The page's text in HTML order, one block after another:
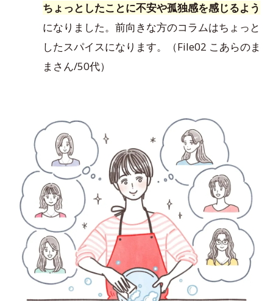
ちょっとしたことに不安や孤独感を感じるよう
になりました。前向きな方のコラムはちょっと
したスパイスになります。（File02 こあらのま
まさん/50代）